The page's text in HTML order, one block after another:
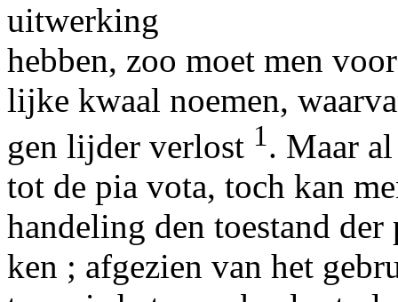
uitwerking
hebben, zoo moet men
lijke kwaal noemen,
gen lijder verlost 1. Maar
tot de pia vota, toch kan
handeling den toestand
ken ; afgezien van het